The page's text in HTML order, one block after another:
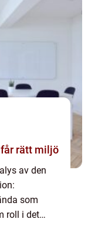
mötet får rätt miljö
av den
som
roll i det